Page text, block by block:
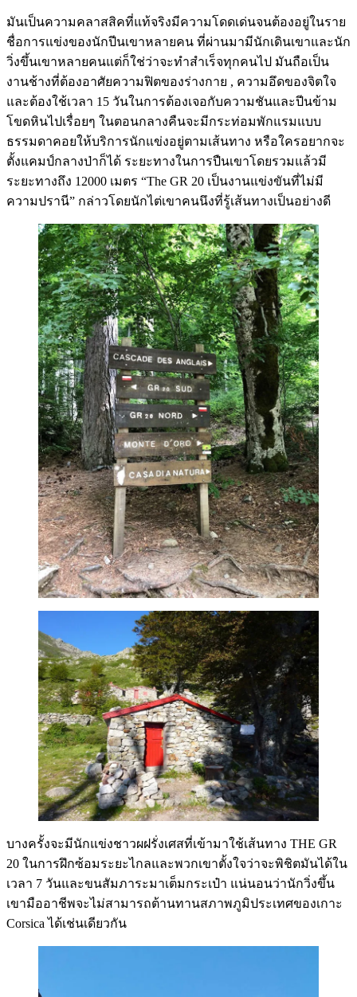
มันเป็นความคลาสสิคที่แท้จริงมีความโดดเด่นจนต้องอยู่ในราย
ชื่อการแข่งของนักปีนเขาหลายคน ที่ผ่านมามีนักเดินเขาและนัก
วิ่งขึ้นเขาหลายคนแต่ก็ใช่ว่าจะทำสำเร็จทุกคนไป มันถือเป็น
งานช้างที่ต้องอาศัยความฟิตของร่างกาย , ความอึดของจิตใจ
และต้องใช้เวลา 15 วันในการต้องเจอกับความชันและปีนข้าม
โขดหินไปเรื่อยๆ ในตอนกลางคืนจะมีกระท่อมพักแรมแบบ
ธรรมดาคอยให้บริการนักแข่งอยู่ตามเส้นทาง หรือใครอยากจะ
ตั้งแคมป์กลางป่าก็ได้ ระยะทางในการปืนเขาโดยรวมแล้วมี
ระยะทางถึง 12000 เมตร “The GR 20 เป็นงานแข่งขันที่ไม่มี
ความปรานี” กล่าวโดยนักไต่เขาคนนึงที่รู้เส้นทางเป็นอย่างดี
บางครั้งจะมีนักแข่งชาวผฝรั่งเศสที่เข้ามาใช้เส้นทาง THE GR
20 ในการฝึกซ้อมระยะไกลและพวกเขาตั้งใจว่าจะพิชิตมันได้ใน
เวลา 7 วันและขนสัมภาระมาเต็มกระเป๋า แน่นอนว่านักวิ่งขึ้น
เขามืออาชีพจะไม่สามารถต้านทานสภาพภูมิประเทศของเกาะ
Corsica ได้เช่นเดียวกัน